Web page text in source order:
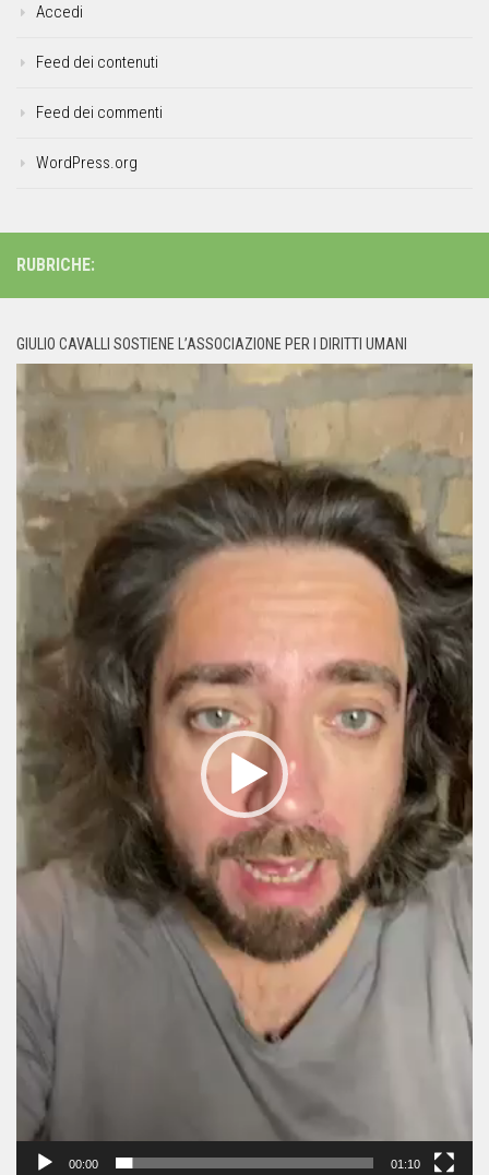
Accedi
Feed dei contenuti
Feed dei commenti
WordPress.org
RUBRICHE:
GIULIO CAVALLI SOSTIENE L’ASSOCIAZIONE PER I DIRITTI UMANI
Player
00:00 01:10